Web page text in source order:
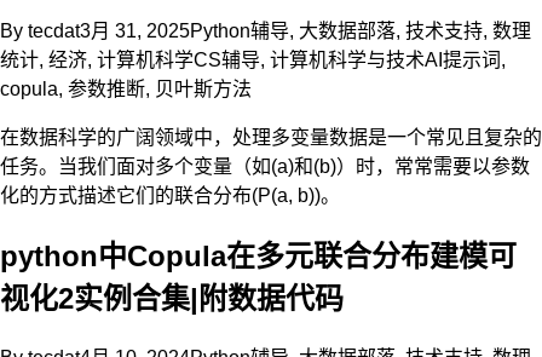
By tecdat3月 31, 2025Python辅导, 大数据部落, 技术支持, 数理
统计, 经济, 计算机科学CS辅导, 计算机科学与技术AI提示词 ,
copula, 参数推断, 贝叶斯方法
在数据科学的广阔领域中，处理多变量数据是一个常见且复杂的
任务。当我们面对多个变量（如(a)和(b)）时，常常需要以参数
化的方式描述它们的联合分布(P(a, b))。
python中Copula在多元联合分布建模可
视化2实例合集|附数据代码